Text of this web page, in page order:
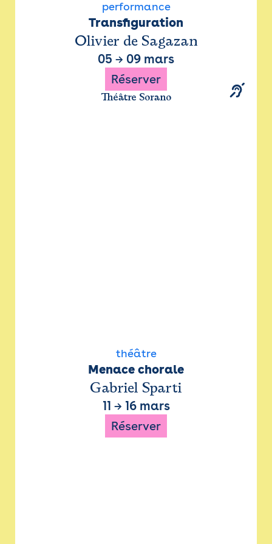
performance
Transfiguration
Olivier de Sagazan
05 → 09 mars
Réserver
Théâtre Sorano
théâtre
Menace chorale
Gabriel Sparti
11 → 16 mars
Réserver